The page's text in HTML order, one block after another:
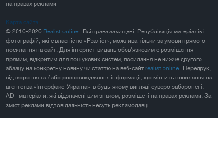
на правах реклами
Карта сайта
© 2016-2026 Realist.online . Всі права захищені. Републікація матеріалів і
фотографій, які є власністю «Реаліст», можлива тільки за умови прямого
посилання на сайт. Для інтернет-видань обов'язковим є розміщення
прямим, відкритим для пошукових систем, посилання не нижче другого
абзацу на конкретну новину чи статтю на веб-сайт realist.online . Передрук,
відтворення та / або розповсюдження інформації, що містить посилання на
агентства «Інтерфакс-Україна», в будь-якому вигляді суворо заборонені.
AD - матеріали, які відзначені цим знаком, розміщені на правах реклами. За
зміст реклами відповідальність несуть рекламодавці.